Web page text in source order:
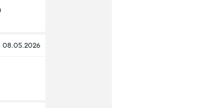
08.05.2026